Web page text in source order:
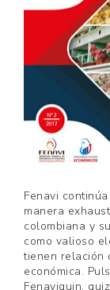
Fenavi
manera
colombiana y
como valioso
tienen relación
económica.
Fenaviquin,